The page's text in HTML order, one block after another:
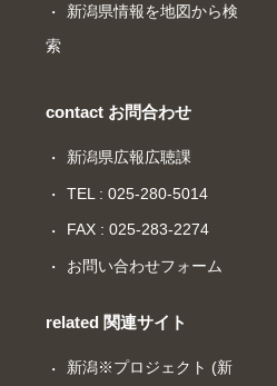
新潟県情報を地図から検
索
contact お問合わせ
新潟県広報広聴課
TEL : 025-280-5014
FAX : 025-283-2274
お問い合わせフォーム
related 関連サイト
新潟※プロジェクト (新